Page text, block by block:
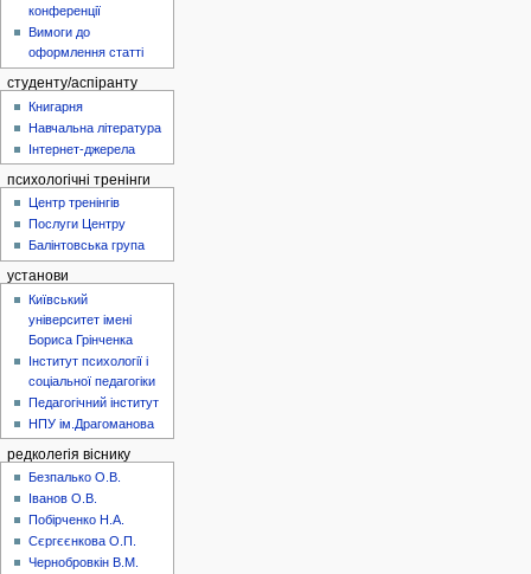
конференції
Вимоги до
оформлення статті
студенту/аспіранту
Книгарня
Навчальна література
Інтернет-джерела
психологічні тренінги
Центр тренінгів
Послуги Центру
Балінтовська група
установи
Київський
університет імені
Бориса Грінченка
Інститут психології і
соціальної педагогіки
Педагогічний інститут
НПУ ім.Драгоманова
редколегія віснику
Безпалько О.В.
Іванов О.В.
Побірченко Н.А.
Сєргєєнкова О.П.
Чернобровкін В.М.